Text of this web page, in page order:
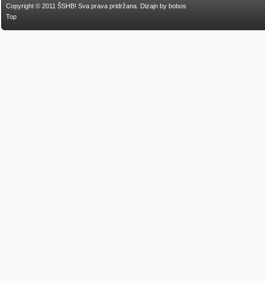
Copyright © 2011 ŠSHB! Sva prava pridržana. Dizajn by bobos
Top